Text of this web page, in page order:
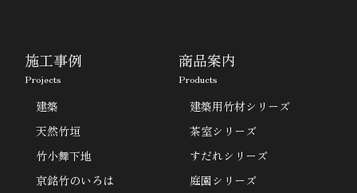
施工事例
Projects
建築
天然竹垣
竹小舞下地
京銘竹のいろは
商品案内
Products
建築用竹材シリーズ
茶室シリーズ
すだれシリーズ
庭園シリーズ